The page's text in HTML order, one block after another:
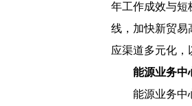
年工作成效与短
线，加快新贸易
应渠道多元化，
能源业务中
能源业务中